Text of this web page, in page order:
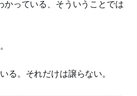
っている、そういうことでは
る。それだけは譲らない。